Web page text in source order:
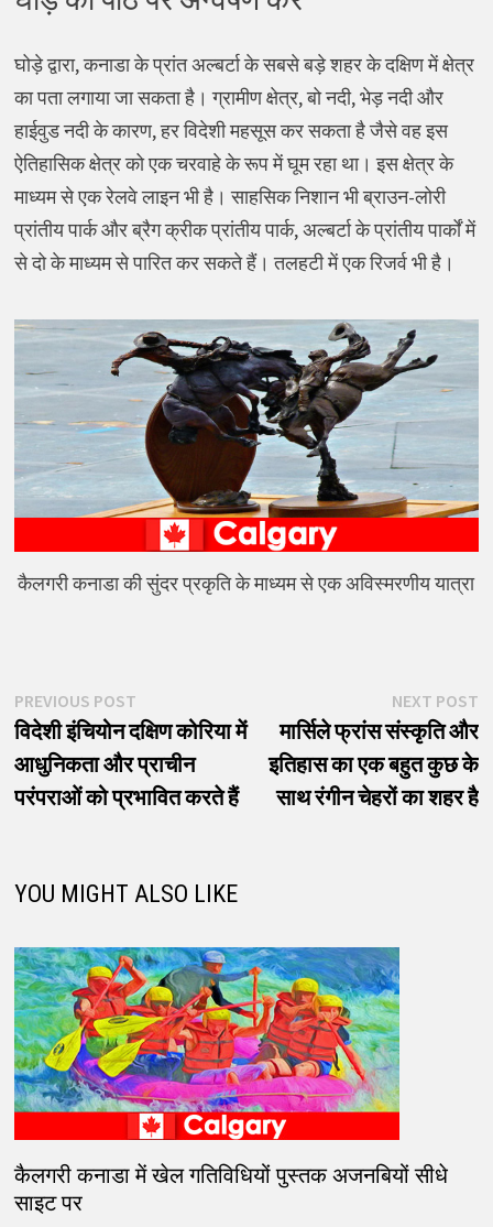
घोड़े द्वारा, कनाडा के प्रांत अल्बर्टा के सबसे बड़े शहर के दक्षिण में क्षेत्र
का पता लगाया जा सकता है। ग्रामीण क्षेत्र, बो नदी, भेड़ नदी और
हाईवुड नदी के कारण, हर विदेशी महसूस कर सकता है जैसे वह इस
ऐतिहासिक क्षेत्र को एक चरवाहे के रूप में घूम रहा था। इस क्षेत्र के
माध्यम से एक रेलवे लाइन भी है। साहसिक निशान भी ब्राउन-लोरी
प्रांतीय पार्क और ब्रैग क्रीक प्रांतीय पार्क, अल्बर्टा के प्रांतीय पार्कों में
से दो के माध्यम से पारित कर सकते हैं। तलहटी में एक रिजर्व भी है।
कैलगरी कनाडा की सुंदर प्रकृति के माध्यम से एक अविस्मरणीय यात्रा
पोस्ट
नेविगेशन
PREVIOUS POSTPrevious
post:
विदेशी इंचियोन दक्षिण कोरिया में
आधुनिकता और प्राचीन
परंपराओं को प्रभावित करते हैं
NEXT POST
मार्सिले फ्रांस संस्कृति और
इतिहास का एक बहुत कुछ के
साथ रंगीन चेहरों का शहर है
YOU MIGHT ALSO LIKE
कैलगरी कनाडा में खेल गतिविधियों पुस्तक अजनबियों सीधे
साइट पर